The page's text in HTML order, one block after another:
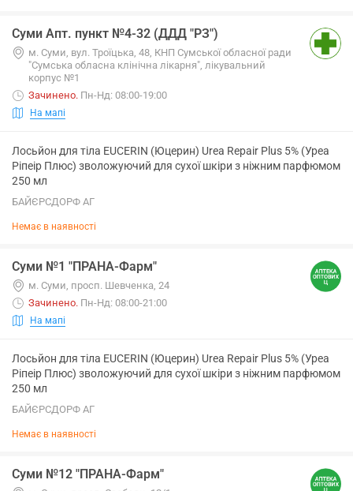
Суми Апт. пункт №4-32 (ДДД "РЗ")
м. Суми, вул. Троїцька, 48, КНП Сумської обласної ради
"Сумська обласна клінічна лікарня", лікувальний
корпус №1
Зачинено. Пн-Нд: 08:00-19:00
На мапі
Лосьйон для тіла EUCERIN (Юцерин) Urea Repair Plus 5% (Уреа
Ріпеір Плюс) зволожуючий для сухої шкіри з ніжним парфюмом
250 мл
БАЙЄРСДОРФ АГ
Немає в наявності
Суми №1 "ПРАНА-Фарм"
м. Суми, просп. Шевченка, 24
Зачинено. Пн-Нд: 08:00-21:00
На мапі
Лосьйон для тіла EUCERIN (Юцерин) Urea Repair Plus 5% (Уреа
Ріпеір Плюс) зволожуючий для сухої шкіри з ніжним парфюмом
250 мл
БАЙЄРСДОРФ АГ
Немає в наявності
Суми №12 "ПРАНА-Фарм"